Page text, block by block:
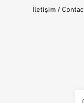
İletişim /